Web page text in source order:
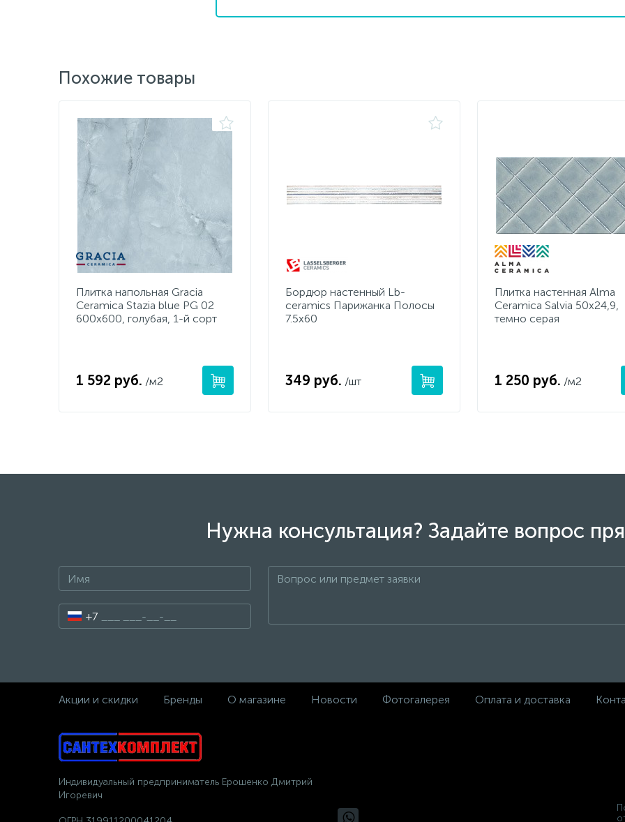
Похожие товары
Плитка напольная Gracia
Ceramica Stazia blue PG 02
600x600, голубая, 1-й сорт
1 592 руб. /м2
Бордюр настенный Lb-
ceramics Парижанка Полосы
7.5х60
349 руб. /шт
Плитка настенная Alma
Ceramica Salvia 50х24,9,
темно серая
1 250 руб. /м2
Нужна консультация? Задайте вопрос
+7
Акции и скидки Бренды О магазине Новости Фотогалерея Оплата и доставка
Индивидуальный предприниматель Ерошенко Дмитрий
Игоревич